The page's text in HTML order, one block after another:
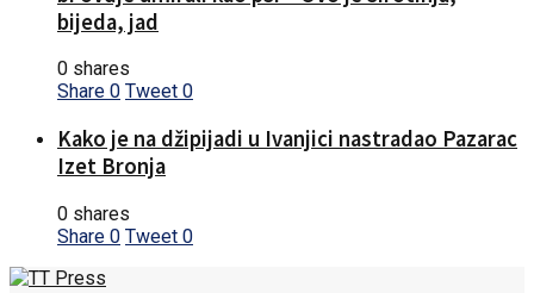
bijeda, jad
0 shares
Share 0 Tweet 0
Kako je na džipijadi u Ivanjici nastradao Pazarac
Izet Bronja
0 shares
Share 0 Tweet 0